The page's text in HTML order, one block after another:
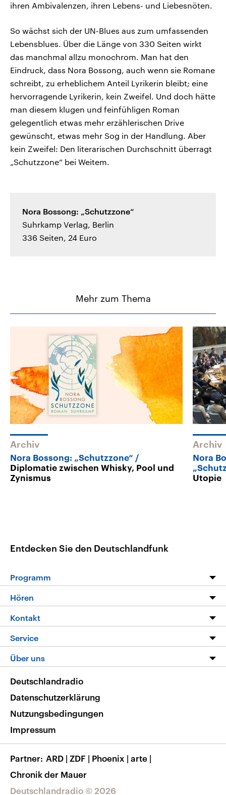
ihren Ambivalenzen, ihren Lebens- und Liebesnöten.
So wächst sich der UN-Blues aus zum umfassenden
Lebensblues. Über die Länge von 330 Seiten wirkt
das manchmal allzu monochrom. Man hat den
Eindruck, dass Nora Bossong, auch wenn sie Romane
schreibt, zu erheblichem Anteil Lyrikerin bleibt; eine
hervorragende Lyrikerin, kein Zweifel. Und doch hätte
man diesem klugen und feinfühligen Roman
gelegentlich etwas mehr erzählerischen Drive
gewünscht, etwas mehr Sog in der Handlung. Aber
kein Zweifel: Den literarischen Durchschnitt überragt
„Schutzzone“ bei Weitem.
Nora Bossong: „Schutzzone“
Suhrkamp Verlag, Berlin
336 Seiten, 24 Euro
Mehr zum Thema
Archiv
Nora Bossong: „Schutzzone“
Diplomatie zwischen Whisky, Pool und
Zynismus
Archiv
Nora
Utopie
Entdecken Sie den Deutschlandfunk
Programm
Programm
Die Nachrichten
Nachrichtenleicht
Neue Beiträge auf dlf.de
Hören
Livestream
Podcasts
Deutschlandfunk App
Nachrichten App
Frequenzen
Kontakt
Hörerservice
Service
FAQ
Veranstaltungen
Musikliste
RSS
Über uns
Barrierefreiheit
Deutschlandradio © 2026
Deutschlandradio
Datenschutzerklärung
Nutzungsbedingungen
Impressum
Partner ARD | ZDF | Phoenix | arte |
Chronik der Mauer